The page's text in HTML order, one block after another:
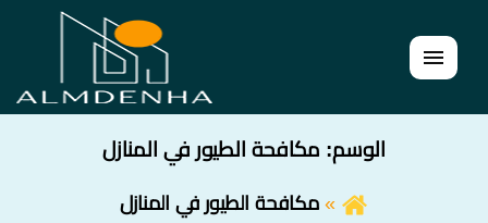
القائمة
الوسم: مكافحة الطيور في المنازل
مكافحة الطيور في المنازل